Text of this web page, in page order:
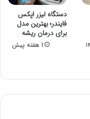
دستگاه لیزر اپکس
فایندر؛ بهترین مدل
برای درمان ریشه
1 هفته پیش